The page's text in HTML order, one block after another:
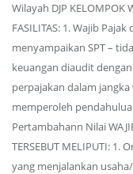
Wilayah DJP KELOMPOK
FASILITAS: 1. Wajib
menyampaikan SPT –
keuangan diaudit
perpajakan dalam
memperoleh
Pertambahann Nilai
TERSEBUT MELIPUTI: 1.
yang menjalankan